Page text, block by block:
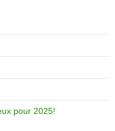
pour 2025!